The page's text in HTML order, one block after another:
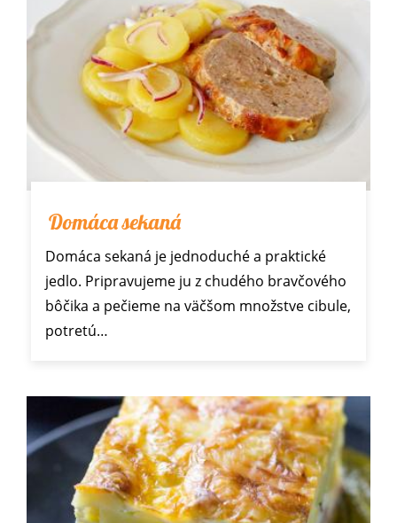
Domáca sekaná
Domáca sekaná je jednoduché a praktické
jedlo. Pripravujeme ju z chudého bravčového
bôčika a pečieme na väčšom množstve cibule,
potretú…